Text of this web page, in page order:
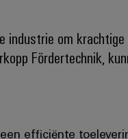
industrie om
Fördertechnik,
efficiënte